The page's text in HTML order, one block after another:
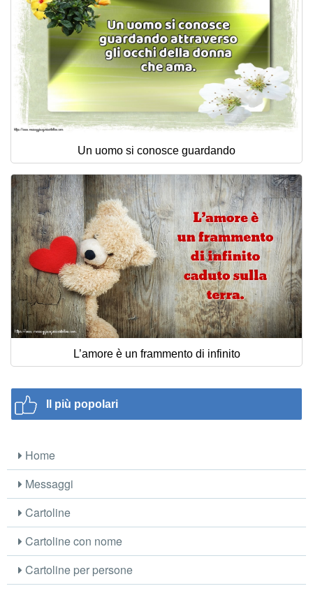
Un uomo si conosce guardando
L’amore è un frammento di infinito
Il più popolari
Home
Messaggi
Cartoline
Cartoline con nome
Cartoline per persone